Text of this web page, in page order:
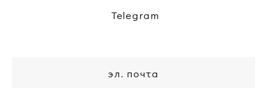
Telegram